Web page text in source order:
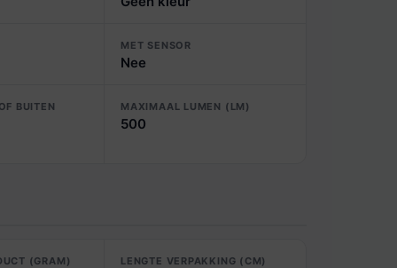
MET SENSOR
Nee
BUITEN MAXIMAAL LUMEN (LM)
500
(GRAM) LENGTE VERPAKKING (CM)